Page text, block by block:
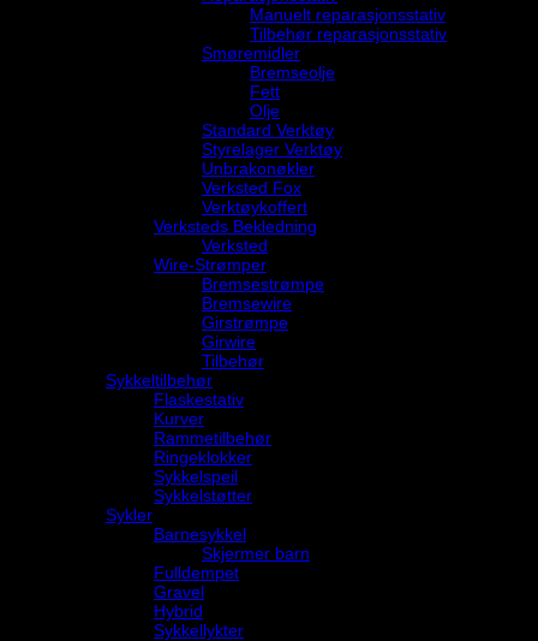
Manuelt reparasjonsstativ
Tilbehør reparasjonsstativ
Smøremidler
Bremseolje
Fett
Olje
Standard Verktøy
Styrelager Verktøy
Unbrakonøkler
Verksted Fox
Verktøykoffert
Verksteds Bekledning
Verksted
Wire-Strømper
Bremsestrømpe
Bremsewire
Girstrømpe
Girwire
Tilbehør
Sykkeltilbehør
Flaskestativ
Kurver
Rammetilbehør
Ringeklokker
Sykkelspeil
Sykkelstøtter
Sykler
Barnesykkel
Skjermer barn
Fulldempet
Gravel
Hybrid
Sykkellykter